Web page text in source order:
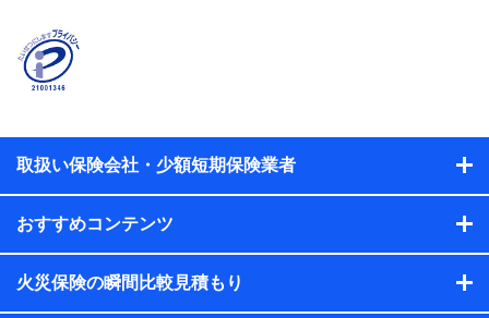
当社又は株式会社NTTドコモが提供する保険関連サービスに
おけるユーザ登録受付および管理のため
当社又は株式会社NTTドコモと取引のあるもしくは委託を受
れらに付帯、関連する当社、株式会社NTTドコモおよび提携
会社のサービスを案内、提供するため
析して、お客さまの趣味・嗜好・傾向に応じたサービス・商
各種セミナーの開催のため
コンサルティングサービスの実施のため
取扱い保険会社・少額短期保険業者
おすすめコンテンツ
火災保険の瞬間比較見積もり